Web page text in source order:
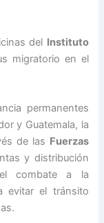
del Instituto
migratorio en el
permanentes
y Guatemala, la
de las Fuerzas
y distribución
combate a la
evitar el tránsito